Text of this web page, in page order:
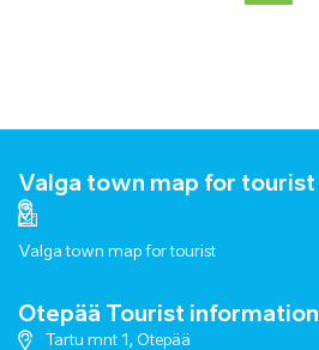
Valga town map for tourist
Valga town map for tourist
Otepää Tourist information
Tartu mnt 1, Otepää